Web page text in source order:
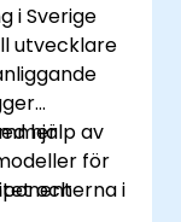
i Sverige
utvecklare
hjälp av
för
och
i